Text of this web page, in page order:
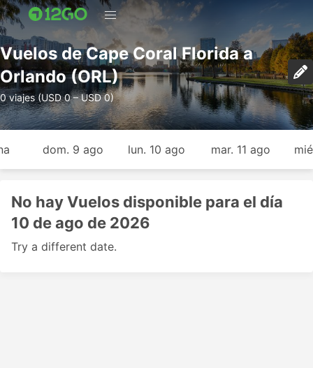
Vuelos de Cape Coral Florida a
Orlando (ORL)
0 viajes (USD 0 – USD 0)
dom. 9 ago lun. 10 ago mar. 11 ago
No hay Vuelos disponible para el día
10 de ago de 2026
Try a different date.